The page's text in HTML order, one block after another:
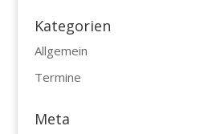
Kategorien
Allgemein
Termine
Meta